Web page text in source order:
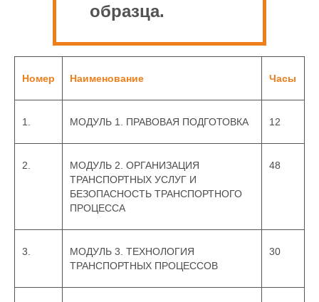
образца.
Номер Наименование Часы
1. МОДУЛЬ 1. ПРАВОВАЯ ПОДГОТОВКА 12
2.
МОДУЛЬ 2. ОРГАНИЗАЦИЯ
ТРАНСПОРТНЫХ УСЛУГ И
БЕЗОПАСНОСТЬ ТРАНСПОРТНОГО
ПРОЦЕССА
48
3.
МОДУЛЬ 3. ТЕХНОЛОГИЯ
ТРАНСПОРТНЫХ ПРОЦЕССОВ
30